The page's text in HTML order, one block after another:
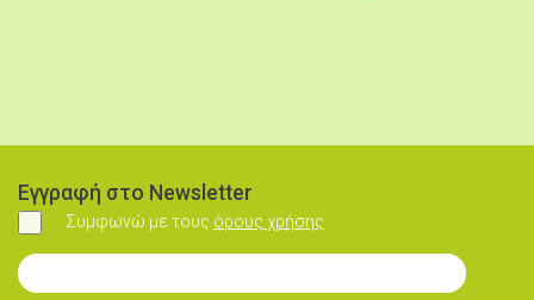
Εγγραφή στο Newsletter
Συμφωνώ
Συμφωνώ με τους όρους χρήσης
Εγγραφή στο Newsletter